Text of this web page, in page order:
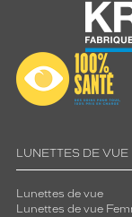
LUNETTES DE VUE
Lunettes de vue
Lunettes de vue